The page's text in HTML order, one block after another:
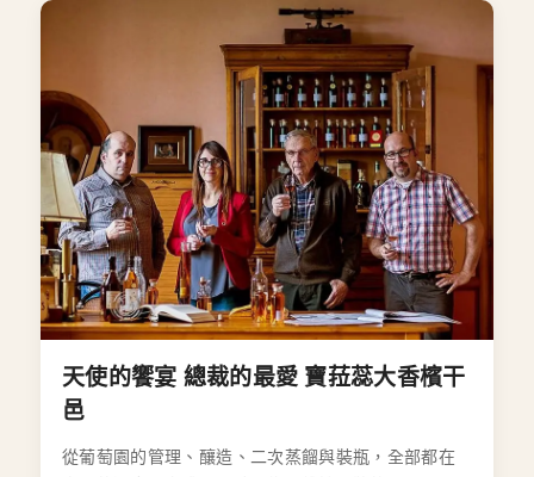
天使的饗宴 總裁的最愛 寶菈蕊大香檳干
邑
從葡萄園的管理、釀造、二次蒸餾與裝瓶，全部都在